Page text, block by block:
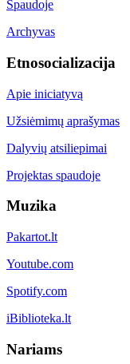
Spaudoje
Archyvas
Etnosocializacija
Apie iniciatyvą
Užsiėmimų aprašymas
Dalyvių atsiliepimai
Projektas spaudoje
Muzika
Pakartot.lt
Youtube.com
Spotify.com
iBiblioteka.lt
Nariams